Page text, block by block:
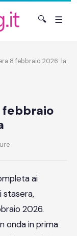
🔍 ☰
8 febbraio 2026: la
febbraio
ai
stasera,
2026.
onda in prima